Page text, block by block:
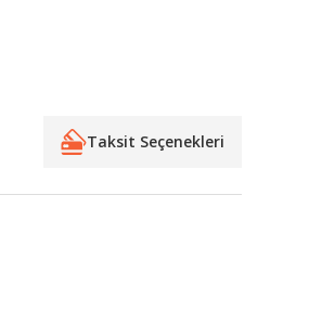
Taksit Seçenekleri